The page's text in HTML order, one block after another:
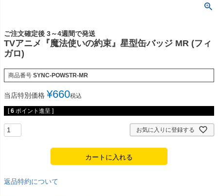
ご注文確定後 3～4週間で発送
TVアニメ『魔法使いの約束』星型缶バッジ MR (フィ
ガロ)
商品番号 SYNC-POWSTR-MR
当店特別価格 ¥660税込
[ 6 ポイント進呈 ]
お気に入りに登録する
カートに入れる
返品特約について